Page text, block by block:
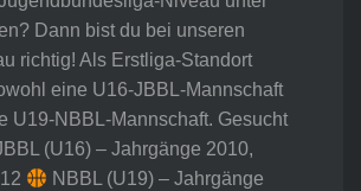
Dann bist du bei unseren
richtig! Als Erstliga-Standort
eine U16-JBBL-Mannschaft
U19-NBBL-Mannschaft. Gesucht
(U16) – Jahrgänge 2010,
NBBL (U19) – Jahrgänge